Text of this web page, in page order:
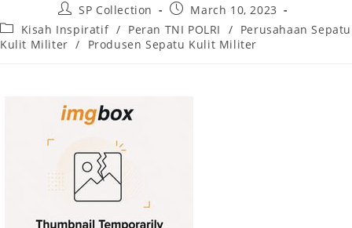
Post
author:
SP Collection
Post
published:
March 10, 2023
Post
category:
Kisah Inspiratif / Peran TNI POLRI / Perusahaan Sepatu
Kulit Militer / Produsen Sepatu Kulit Militer